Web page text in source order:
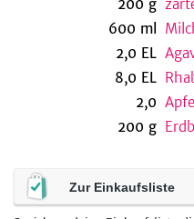
200 g
600 ml
2,0 EL
8,0 EL
2,0 Apfel
200 g
Zur Einkaufsliste